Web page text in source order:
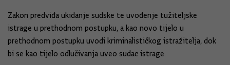
Zakon predviđa ukidanje sudske te uvođenje tužiteljske
istrage u prethodnom postupku, a kao novo tijelo u
prethodnom postupku uvodi kriminalističkog istražitelja, dok
bi se kao tijelo odlučivanja uveo sudac istrage.